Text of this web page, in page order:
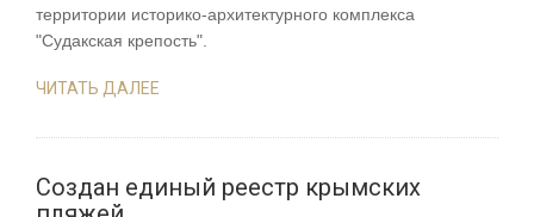
территории историко-архитектурного комплекса
"Судакская крепость".
ЧИТАТЬ ДАЛЕЕ
Создан единый реестр крымских